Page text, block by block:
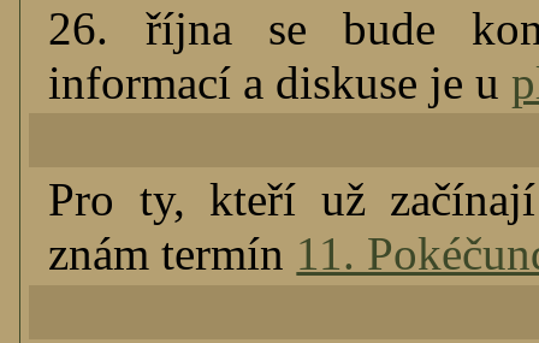
26. října se bude
informací a diskuse je u
Pro ty, kteří už
znám termín 11.